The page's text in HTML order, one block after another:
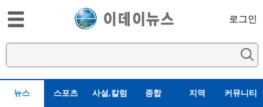
로그인
뉴스 스포츠 사설,칼럼 종합 지역 커뮤니티